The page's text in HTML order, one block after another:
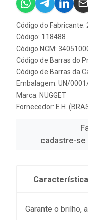
Código do Fabricante:
Código: 118488
Código NCM:
Código de Barras do
Código de Barras da
Embalagem: UN/
Marca: NUGGET
Fornecedor: E.H.
cadastre-se
Garante o brilho,